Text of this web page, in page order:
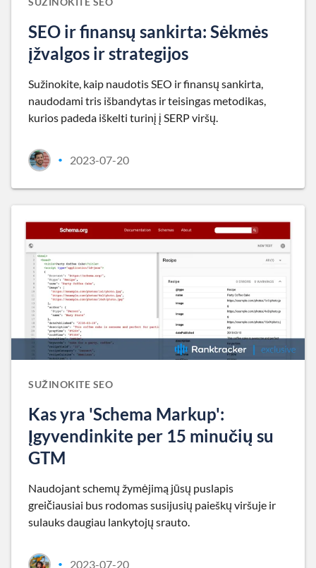
SEO ir finansų sankirta: Sėkmės
įžvalgos ir strategijos
Sužinokite, kaip naudotis SEO ir finansų sankirta,
naudodami tris išbandytas ir teisingas metodikas,
kurios padeda iškelti turinį į SERP viršų.
• 2023-07-20
SUŽINOKITE SEO
Kas yra 'Schema Markup':
Įgyvendinkite per 15 minučių su
GTM
Naudojant schemų žymėjimą jūsų puslapis
greičiausiai bus rodomas susijusių paieškų viršuje ir
sulauks daugiau lankytojų srauto.
• 2023-07-20